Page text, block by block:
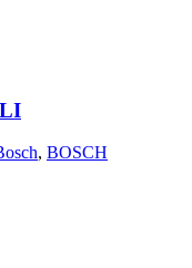
, BOSCH